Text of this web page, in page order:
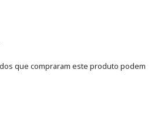
que compraram este produto podem